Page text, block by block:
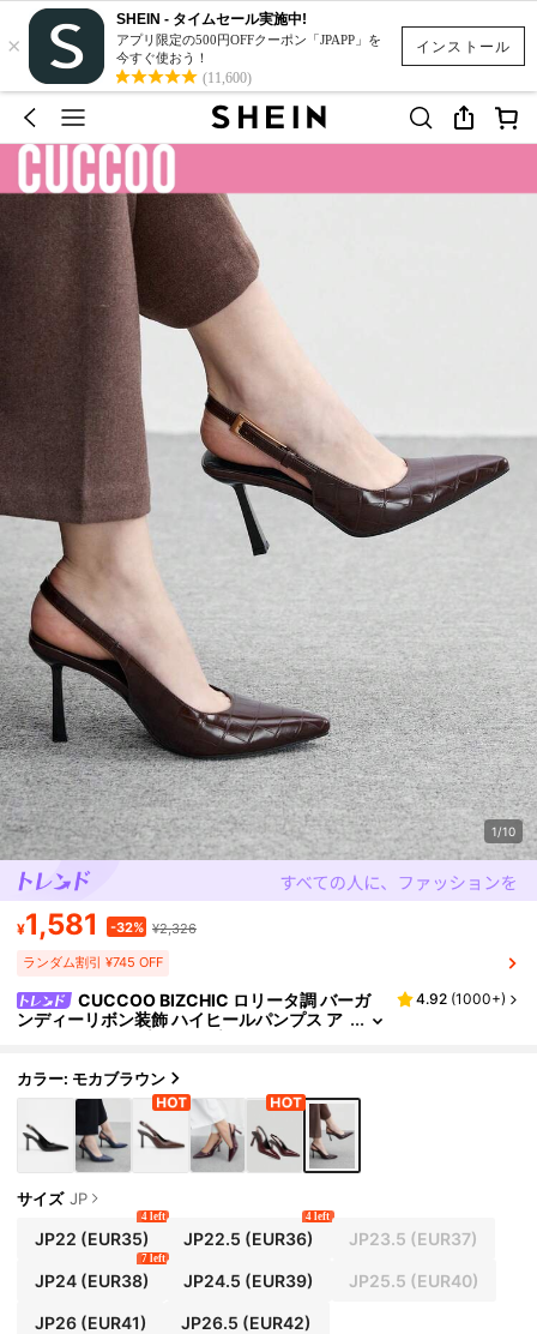
インストール
×
SHEIN - タイムセール実施中!
アプリ限定の500円OFFクーポン「JPAPP」を
今すぐ使おう！
(11,600)
1/10
¥1,581 -32% ¥2,326
ランダム割引 ¥745 OFF
CUCCOO BIZCHIC ロリータ調 バーガ
ンディーリボン装飾 ハイヒールパンプス ア
4.92 (1000+)
カラー: モカブラウン
サイズ JP
JP22 (EUR35)
4 left
JP22.5 (EUR36)
4 left
JP23.5 (EUR37)
JP24(EUR38)
7 left
JP24.5 (EUR39) JP25.5 (EUR40)
JP26(EUR41) JP26.5 (EUR42)